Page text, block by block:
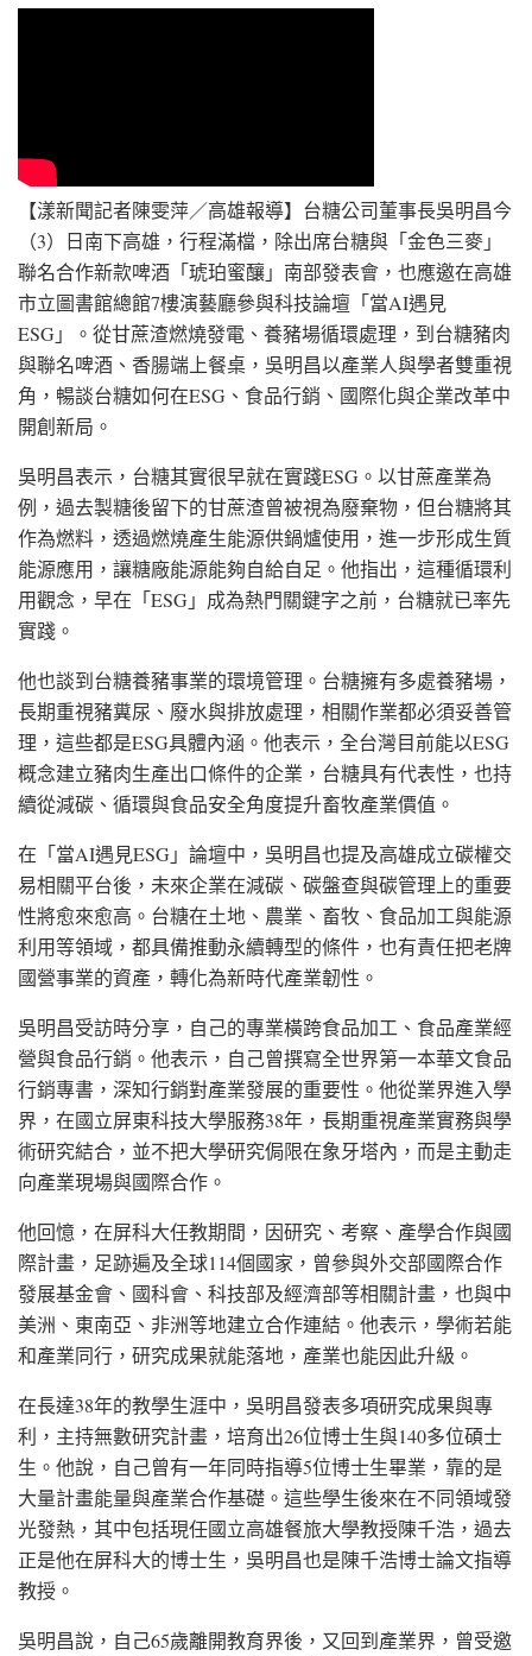
【漾新聞記者陳雯萍／高雄報導】台糖公司董事長吳明昌今
（3）日南下高雄，行程滿檔，除出席台糖與「金色三麥」
聯名合作新款啤酒「琥珀蜜釀」南部發表會，也應邀在高雄
市立圖書館總館7樓演藝廳參與科技論壇「當AI遇見
ESG」。從甘蔗渣燃燒發電、養豬場循環處理，到台糖豬肉
與聯名啤酒、香腸端上餐桌，吳明昌以產業人與學者雙重視
角，暢談台糖如何在ESG、食品行銷、國際化與企業改革中
開創新局。
吳明昌表示，台糖其實很早就在實踐ESG。以甘蔗產業為
例，過去製糖後留下的甘蔗渣曾被視為廢棄物，但台糖將其
作為燃料，透過燃燒產生能源供鍋爐使用，進一步形成生質
能源應用，讓糖廠能源能夠自給自足。他指出，這種循環利
用觀念，早在「ESG」成為熱門關鍵字之前，台糖就已率先
實踐。
他也談到台糖養豬事業的環境管理。台糖擁有多處養豬場，
長期重視豬糞尿、廢水與排放處理，相關作業都必須妥善管
理，這些都是ESG具體內涵。他表示，全台灣目前能以ESG
概念建立豬肉生產出口條件的企業，台糖具有代表性，也持
續從減碳、循環與食品安全角度提升畜牧產業價值。
在「當AI遇見ESG」論壇中，吳明昌也提及高雄成立碳權交
易相關平台後，未來企業在減碳、碳盤查與碳管理上的重要
性將愈來愈高。台糖在土地、農業、畜牧、食品加工與能源
利用等領域，都具備推動永續轉型的條件，也有責任把老牌
國營事業的資產，轉化為新時代產業韌性。
吳明昌受訪時分享，自己的專業橫跨食品加工、食品產業經
營與食品行銷。他表示，自己曾撰寫全世界第一本華文食品
行銷專書，深知行銷對產業發展的重要性。他從業界進入學
界，在國立屏東科技大學服務38年，長期重視產業實務與學
術研究結合，並不把大學研究侷限在象牙塔內，而是主動走
向產業現場與國際合作。
他回憶，在屏科大任教期間，因研究、考察、產學合作與國
際計畫，足跡遍及全球114個國家，曾參與外交部國際合作
發展基金會、國科會、科技部及經濟部等相關計畫，也與中
美洲、東南亞、非洲等地建立合作連結。他表示，學術若能
和產業同行，研究成果就能落地，產業也能因此升級。
在長達38年的教學生涯中，吳明昌發表多項研究成果與專
利，主持無數研究計畫，培育出26位博士生與140多位碩士
生。他說，自己曾有一年同時指導5位博士生畢業，靠的是
大量計畫能量與產業合作基礎。這些學生後來在不同領域發
光發熱，其中包括現任國立高雄餐旅大學教授陳千浩，過去
正是他在屏科大的博士生，吳明昌也是陳千浩博士論文指導
教授。
吳明昌說，自己65歲離開教育界後，又回到產業界，曾受邀